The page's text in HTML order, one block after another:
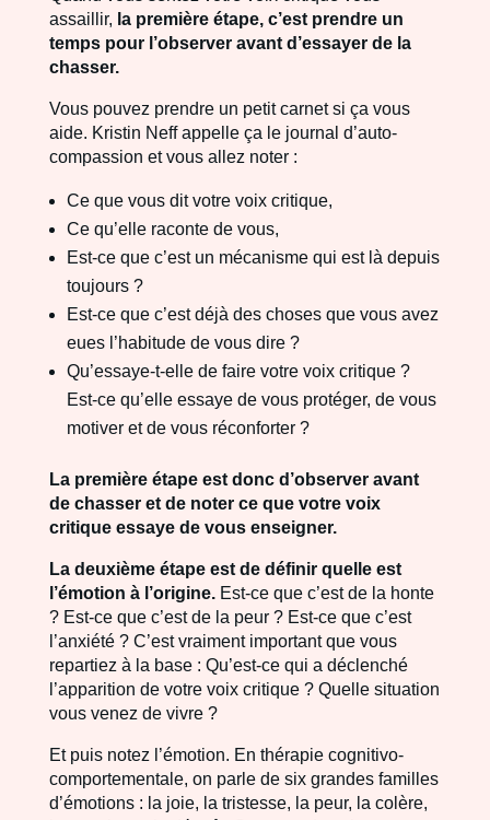
assaillir, la première étape, c’est prendre un
temps pour l’observer avant d’essayer de la
chasser.
Vous pouvez prendre un petit carnet si ça vous
aide. Kristin Neff appelle ça le journal d’auto-
compassion et vous allez noter :
Ce que vous dit votre voix critique,
Ce qu’elle raconte de vous,
Est-ce que c’est un mécanisme qui est là depuis
toujours ?
Est-ce que c’est déjà des choses que vous avez
eues l’habitude de vous dire ?
Qu’essaye-t-elle de faire votre voix critique ?
Est-ce qu’elle essaye de vous protéger, de vous
motiver et de vous réconforter ?
La première étape est donc d’observer avant
de chasser et de noter ce que votre voix
critique essaye de vous enseigner.
La deuxième étape est de définir quelle est
l’émotion à l’origine.Est-ce que c’est de la honte
? Est-ce que c’est de la peur ? Est-ce que c’est
l’anxiété ? C’est vraiment important que vous
repartiez à la base : Qu’est-ce qui a déclenché
l’apparition de votre voix critique ? Quelle situation
vous venez de vivre ?
Et puis notez l’émotion. En thérapie cognitivo-
comportementale, on parle de six grandes familles
d’émotions : la joie, la tristesse, la peur, la colère,